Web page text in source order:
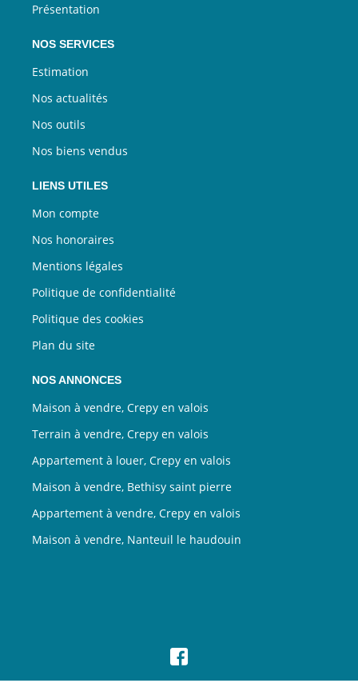
Présentation
NOS SERVICES
Estimation
Nos actualités
Nos outils
Nos biens vendus
LIENS UTILES
Mon compte
Nos honoraires
Mentions légales
Politique de confidentialité
Politique des cookies
Plan du site
NOS ANNONCES
Maison à vendre, Crepy en valois
Terrain à vendre, Crepy en valois
Appartement à louer, Crepy en valois
Maison à vendre, Bethisy saint pierre
Appartement à vendre, Crepy en valois
Maison à vendre, Nanteuil le haudouin